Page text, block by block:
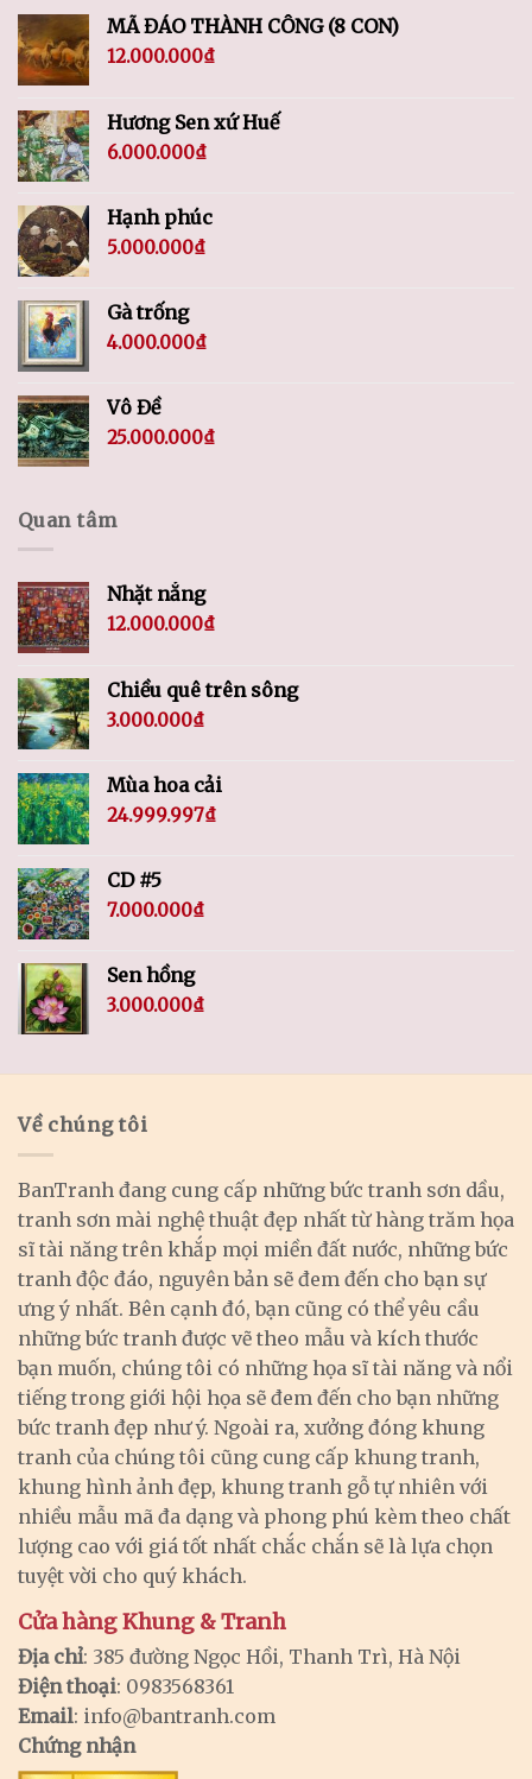
MÃ ĐÁO THÀNH CÔNG (8 CON)
12.000.000₫
Hương Sen xứ Huế
6.000.000₫
Hạnh phúc
5.000.000₫
Gà trống
4.000.000₫
Vô Đề
25.000.000₫
Quan tâm
Nhặt nắng
12.000.000₫
Chiều quê trên sông
3.000.000₫
Mùa hoa cải
24.999.997₫
CD #5
7.000.000₫
Sen hồng
3.000.000₫
Về chúng tôi
BanTranh đang cung cấp những bức tranh sơn dầu,
tranh sơn mài nghệ thuật đẹp nhất từ hàng trăm họa
sĩ tài năng trên khắp mọi miền đất nước, những bức
tranh độc đáo, nguyên bản sẽ đem đến cho bạn sự
ưng ý nhất. Bên cạnh đó, bạn cũng có thể yêu cầu
những bức tranh được vẽ theo mẫu và kích thước
bạn muốn, chúng tôi có những họa sĩ tài năng và nổi
tiếng trong giới hội họa sẽ đem đến cho bạn những
bức tranh đẹp như ý. Ngoài ra, xưởng đóng khung
tranh của chúng tôi cũng cung cấp khung tranh,
khung hình ảnh đẹp, khung tranh gỗ tự nhiên với
nhiều mẫu mã đa dạng và phong phú kèm theo chất
lượng cao với giá tốt nhất chắc chắn sẽ là lựa chọn
tuyệt vời cho quý khách.
Cửa hàng Khung & Tranh
Địa chỉ: 385 đường Ngọc Hồi, Thanh Trì, Hà Nội
Điện thoại: 0983568361
Email: info@bantranh.com
Chứng nhận